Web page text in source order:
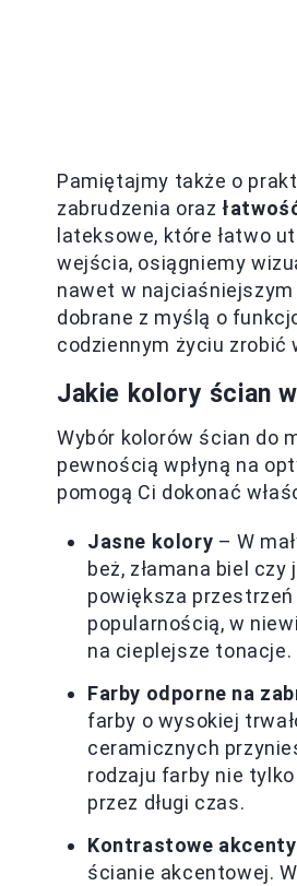
Pamiętajmy także o
zabrudzenia oraz
lateksowe, które łatwo
wejścia, osiągniemy
nawet w najciaśniejszym
dobrane z myślą o
codziennym życiu zrobić
Jakie kolory ścian
Wybór kolorów ścian do
pewnością wpłyną na
pomogą Ci dokonać
Jasne kolory – W
beż, złamana biel
powiększa
popularnością, w
na cieplejsze tonacje.
Farby odporne na
farby o wysokiej
ceramicznych
rodzaju farby nie
przez długi czas.
Kontrastowe akcenty
ścianie akcentowej.